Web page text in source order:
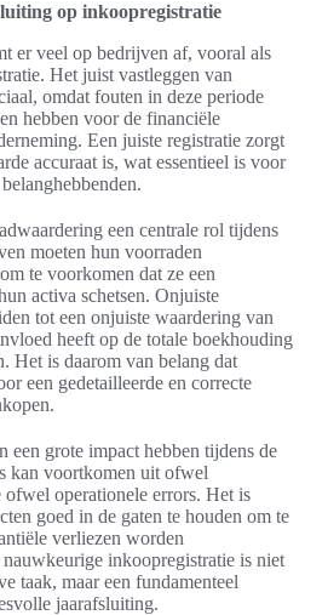
op inkoopregistratie
er veel op bedrijven af, vooral als
Het juist vastleggen van
omdat fouten in deze periode
hebben voor de financiële
Een juiste registratie zorgt
accuraat is, wat essentieel is voor
een centrale rol tijdens
moeten hun voorraden
te voorkomen dat ze een
activa schetsen. Onjuiste
tot een onjuiste waardering van
heeft op de totale boekhouding
Het is daarom van belang dat
een gedetailleerde en correcte
een grote impact hebben tijdens de
kan voortkomen uit ofwel
operationele errors. Het is
goed in de gaten te houden om te
verliezen worden
inkoopregistratie is niet
taak, maar een fundamenteel
jaarafsluiting.